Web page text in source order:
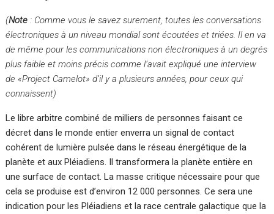
(Note: Comme vous le savez surement, toutes les conversations
électroniques à un niveau mondial sont écoutées et triées. Il en va
de même pour les communications non électroniques à un degrés
plus faible et moins précis comme l’avait expliqué une interview
de «Project Camelot» d’il y a plusieurs années, pour ceux qui
connaissent)
Le libre arbitre combiné de milliers de personnes faisant ce
décret dans le monde entier enverra un signal de contact
cohérent de lumière pulsée dans le réseau énergétique de la
planète et aux Pléiadiens. Il transformera la planète entière en
une surface de contact. La masse critique nécessaire pour que
cela se produise est d’environ 12 000 personnes. Ce sera une
indication pour les Pléiadiens et la race centrale galactique que la